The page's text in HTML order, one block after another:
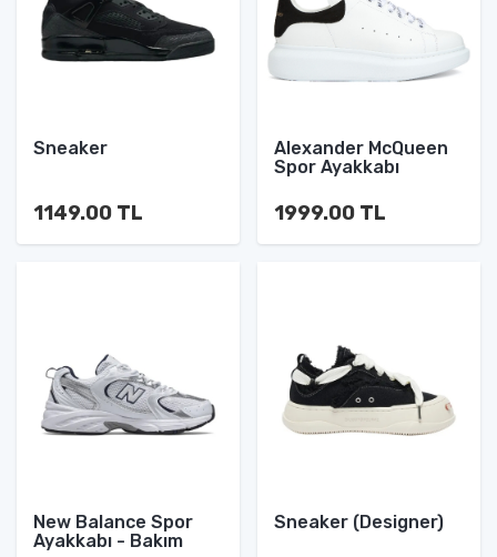
Sneaker
1149.00 TL
Alexander McQueen
Spor Ayakkabı
1999.00 TL
New Balance Spor
Ayakkabı - Bakım
Sneaker (Designer)